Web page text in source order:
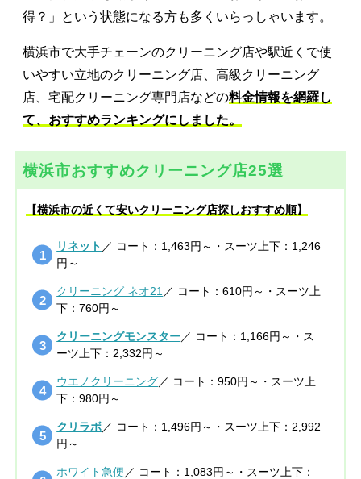
得？」という状態になる方も多くいらっしゃいます。
横浜市で大手チェーンのクリーニング店や駅近くで使
いやすい立地のクリーニング店、高級クリーニング
店、宅配クリーニング専門店などの料金情報を網羅し
て、おすすめランキングにしました。
横浜市おすすめクリーニング店25選
【横浜市の近くて安いクリーニング店探しおすすめ順】
リネット ／ コート：1,463円～・スーツ上下：1,246
円～
クリーニング ネオ21 ／ コート：610円～・スーツ上
下：760円～
クリーニングモンスター／ コート：1,166円～・ス
ーツ上下：2,332円～
ウエノクリーニング／ コート：950円～・スーツ上
下：980円～
クリラボ／ コート：1,496円～・スーツ上下：2,992
円～
ホワイト急便 ／ コート：1,083円～・スーツ上下：